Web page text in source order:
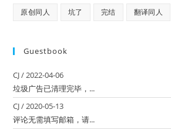
原创同人 坑了 完结 翻译同人
Guestbook
CJ/2022-04-06
垃圾广告已清理完毕，...
CJ/2020-05-13
评论无需填写邮箱，请...